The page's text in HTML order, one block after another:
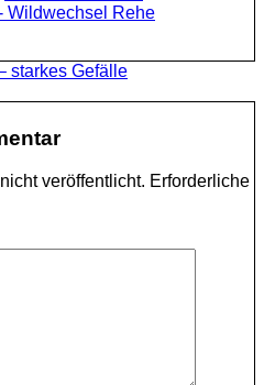
starkes Gefälle
veröffentlicht. Erforderliche